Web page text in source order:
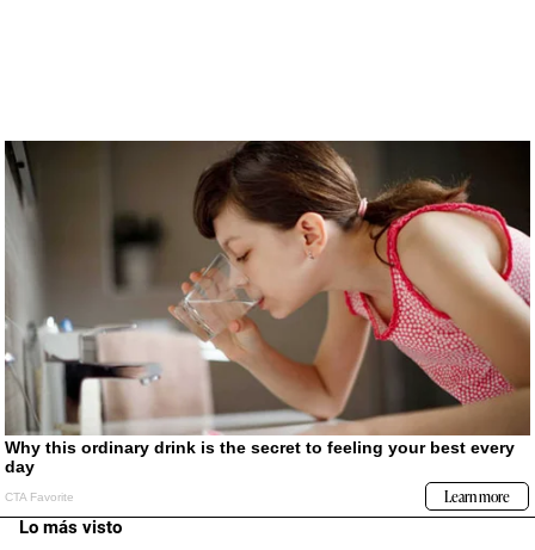
Lo más visto